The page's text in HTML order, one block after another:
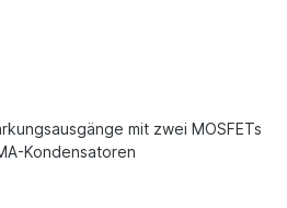
mit zwei MOSFETs
Kondensatoren